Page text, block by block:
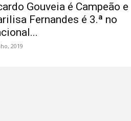
Gouveia é Campeão e
Fernandes é 3.ª no
2019